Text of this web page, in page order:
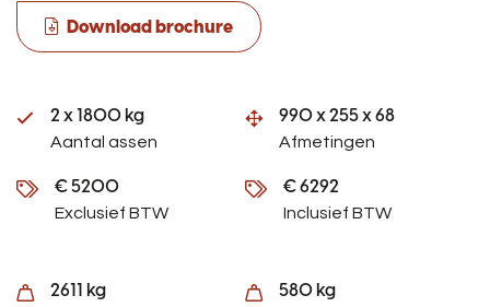
Download brochure
2 x 1800 kg
Aantal assen
990 x 255 x 68
Afmetingen
€ 5200
Exclusief BTW
€ 6292
Inclusief BTW
2611 kg 580 kg